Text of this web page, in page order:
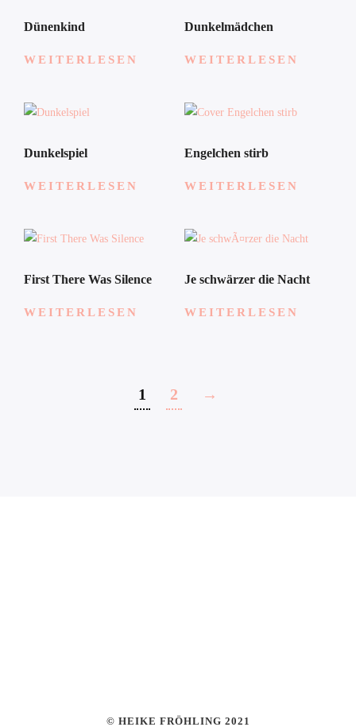
Dünenkind
WEITERLESEN
Dunkelmädchen
WEITERLESEN
Dunkelspiel
WEITERLESEN
Engelchen stirb
WEITERLESEN
First There Was Silence
WEITERLESEN
Je schwärzer die Nacht
WEITERLESEN
1 2 →
© HEIKE FRÖHLING 2021